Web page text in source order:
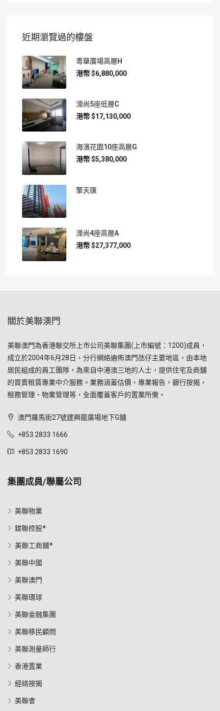
近期瀏覽過的樓盤
粵華廣場高層H
$6,880,000
濠尚5座低層C
$17,130,000
海濱花園10座高層G
$5,380,000
擎天匯
濠尚4座高層A
$27,377,000
關於美聯澳門
美聯澳門為香港聯交所上市公司美聯集團(上市編號：1200)成員，
成立於2004年6月28日，分行網絡遍佈澳門氹仔主要地區，由本地
居民組成的員工團隊，為來自中港澳三地的人士，提供住宅及商舖
的買賣租賃專業中介服務。業務涵蓋估價，專業報告，銀行按揭，
租務管理，物業管理等，全面覆蓋客戶的置業所需。
澳門羅馬街27號建興龍廣場地下G舖
+853 2833 1666
+853 2833 1690
集團成員/聯屬公司
美聯物業
鋑聯控股*
美聯工商舖*
美聯中國
美聯澳門
美聯環球
美聯金融集團
美聯移民顧問
美聯測量師行
香港置業
經絡按揭
美聯會